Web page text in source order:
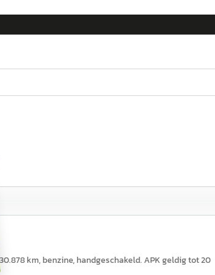
km, benzine, handgeschakeld. APK geldig tot 20